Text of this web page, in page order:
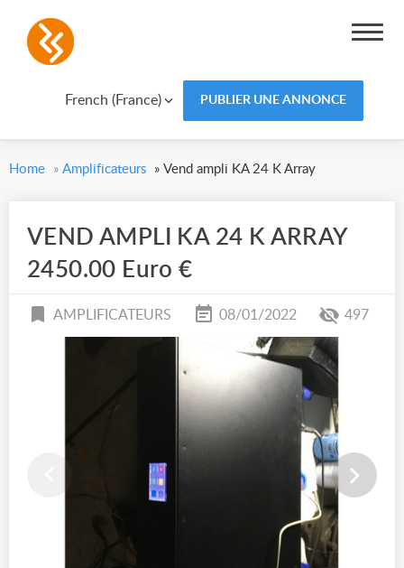
French (France) PUBLIER UNE ANNONCE
Home » Amplificateurs » Vend ampli KA 24 K Array
VEND AMPLI KA 24 K ARRAY
2450.00 Euro €
AMPLIFICATEURS 08/01/2022 497